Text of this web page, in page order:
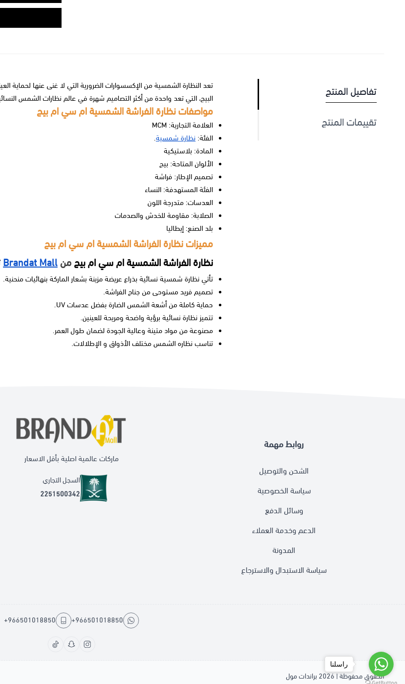
تفاصيل المنتج
تقييمات المنتج
البيج، التي تعد واحدة من أكثر التصاميم شهرة في عالم نظارات الشمس
مواصفات نظارة الفراشة الشمسية ام سي ام بيج
العلامة التجارية: MCM
الفئة: نظارة شمسية.
المادة: بلاستيكية
الألوان المتاحة: بيج
تصميم الإطار: فراشة
الفئة المستهدفة: النساء
العدسات: متدرجة اللون
الصلابة: مقاومة للخدش والصدمات
بلد الصنع: إيطاليا
مميزات نظارة الفراشة الشمسية ام سي ام بيج
نظارة الفراشة الشمسية ام سي ام بيجمن Brandat Mall
تأتي نظارة شمسية نسائية بذراع عريضة مزينة بشعار الماركة بنهائيات منحنية.
تصميم فريد مستوحى من جناح الفراشة.
حماية كاملة من أشعة الشمس الضارة بفضل عدسات UV.
تتميز نظارة نسائية برؤية واضحة ومريحة للعينين.
مصنوعة من مواد متينة وعالية الجودة لضمان طول العمر.
تناسب نظارهالشمسمختلف الأذواق و الإطلالات.
روابط مهمة
الشحن والتوصيل
سياسة الخصوصية
وسائل الدفع
الدعم وخدمة العملاء
المدونة
سياسة الاستبدال والاسترجاع
ماركات عالمية اصلية بأقل الاسعار
السجل التجاري
2251500342
+966501018850
+966501018850
الحقوق محفوظة | 2026 براندات مول
راسلنا